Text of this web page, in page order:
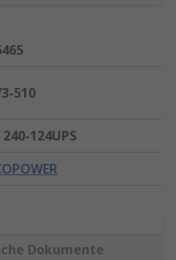
510
240-124UPS
Dokumente